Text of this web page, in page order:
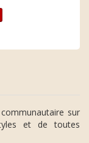
sur
et de toutes